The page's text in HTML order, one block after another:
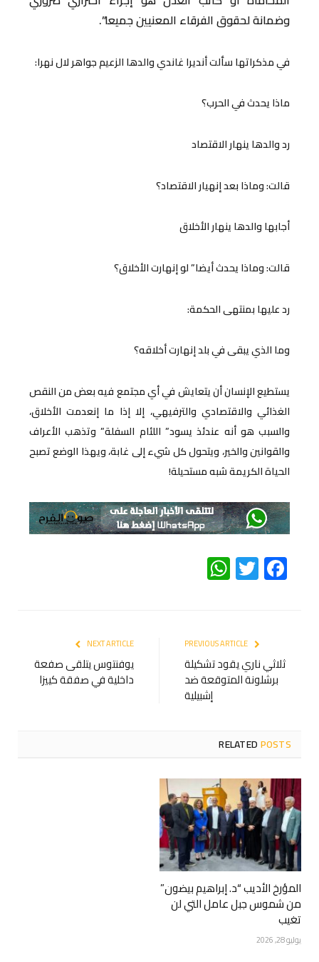
وضمانة لحقوق الفرقاء المعنيين جميعا”.
في مذكراتها سألت أنديرا غاندي والدها الزعيم جواهر لال نهرا:
ماذا يحدث في الحرب؟
رد والدها ينهار الاقتصاد
قالت: وماذا بعد إنهيار الاقتصاد؟
أجابها والدها ينهار الأخلاق
قالت: وماذا يحدث أيضا” لو إنهارت الأخلاق؟
رد عليها بمنتهى الحكمة:
وما الذي يبقى في بلد إنهارت أخلاقه؟
يستطيع الإنسان أن يتعايش في أي مجتمع فيه بعض من النقص
الغذائي والاقتصادي والترفيهي، إلا إذا ما إنعدمت الأخلاق،
والسبب هو أنه عندئذ يسود” اللئام السفلة” وتذهب الأعراف
والقوانين والخير، ويتحول كل شيء إلى غابة، ويهذا الوضع تصبح
الحياة الكريمة شبه مستحيلة!
Facebook
Twitter
WhatsApp
ثلاثي ناري يقود تشكيلة
برشلونة المتوقعة ضد
إشبيلية
NEXT ARTICLE
يوفنتوس يتلقى صفعة
داخلية في صفقة كييزا
RELATEDPOSTS
المؤرخ الأديب “د. إبراهيم بيضون”
من شموس جبل عامل التي لن
تغيب
يوليو 28, 2026